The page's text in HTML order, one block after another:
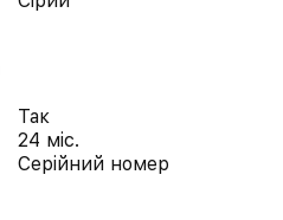
Так
24 міс.
Серійний номер